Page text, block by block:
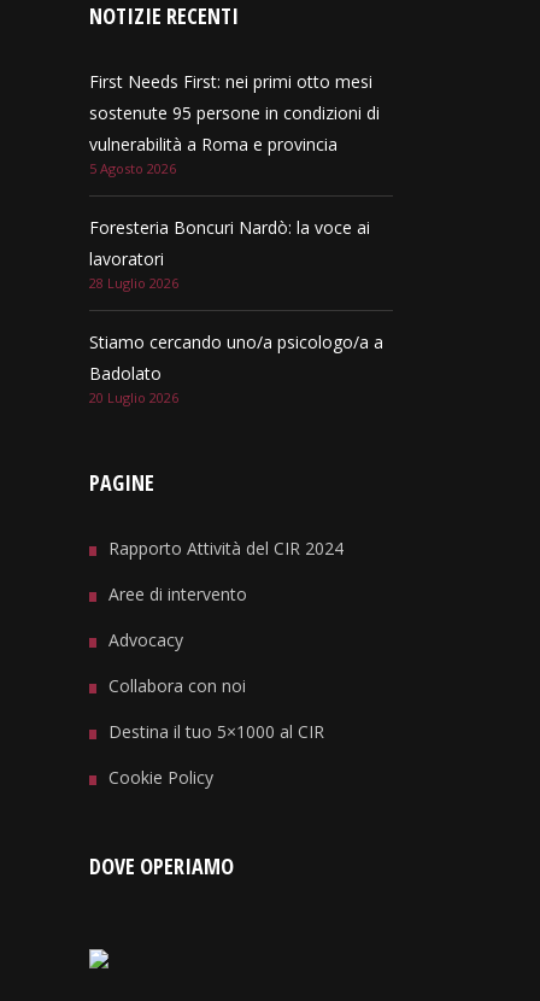
NOTIZIE RECENTI
First Needs First: nei primi otto mesi
sostenute 95 persone in condizioni di
vulnerabilità a Roma e provincia
5 Agosto 2026
Foresteria Boncuri Nardò: la voce ai
lavoratori
28 Luglio 2026
Stiamo cercando uno/a psicologo/a a
Badolato
20 Luglio 2026
PAGINE
Rapporto Attività del CIR 2024
Aree di intervento
Advocacy
Collabora con noi
Destina il tuo 5×1000 al CIR
Cookie Policy
DOVE OPERIAMO